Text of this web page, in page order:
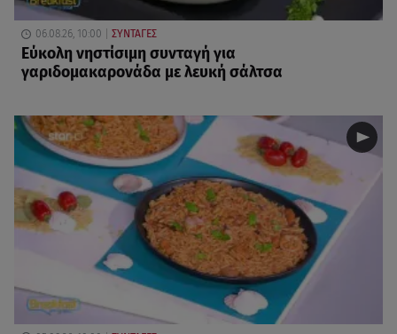
06.08.26, 10:00 ΣΥΝΤΑΓΕΣ
Eύκολη νηστίσιμη συνταγή για
γαριδομακαρονάδα με λευκή σάλτσα